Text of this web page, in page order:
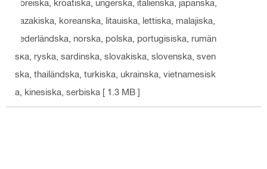
ebreiska, kroatiska, ungerska, italienska, japanska,
kazakiska, koreanska, litauiska, lettiska, malajiska,
nederländska, norska, polska, portugisiska, rumän
ska, ryska, sardinska, slovakiska, slovenska, sven
ska, thailändska, turkiska, ukrainska, vietnamesisk
a, kinesiska, serbiska [ 1.3 MB ]